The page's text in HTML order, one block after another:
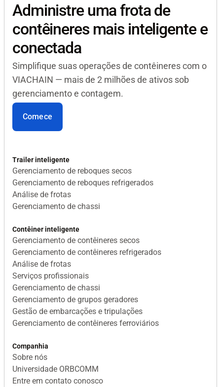
Administre uma frota de
contêineres mais inteligente e
conectada
Simplifique suas operações de contêineres com o
VIACHAIN — mais de 2 milhões de ativos sob
gerenciamento e contagem.
Comece
Trailer inteligente
Gerenciamento de reboques secos
Gerenciamento de reboques refrigerados
Análise de frotas
Gerenciamento de chassi
Contêiner inteligente
Gerenciamento de contêineres secos
Gerenciamento de contêineres refrigerados
Análise de frotas
Serviços profissionais
Gerenciamento de chassi
Gerenciamento de grupos geradores
Gestão de embarcações e tripulações
Gerenciamento de contêineres ferroviários
Companhia
Sobre nós
Universidade ORBCOMM
Entre em contato conosco